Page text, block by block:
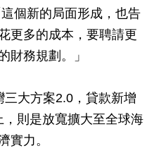
個新的局面形成，也告
更多的成本，要聘請更
財務規劃。」
大方案2.0，貸款新增
則是放寬擴大至全球海
實力。